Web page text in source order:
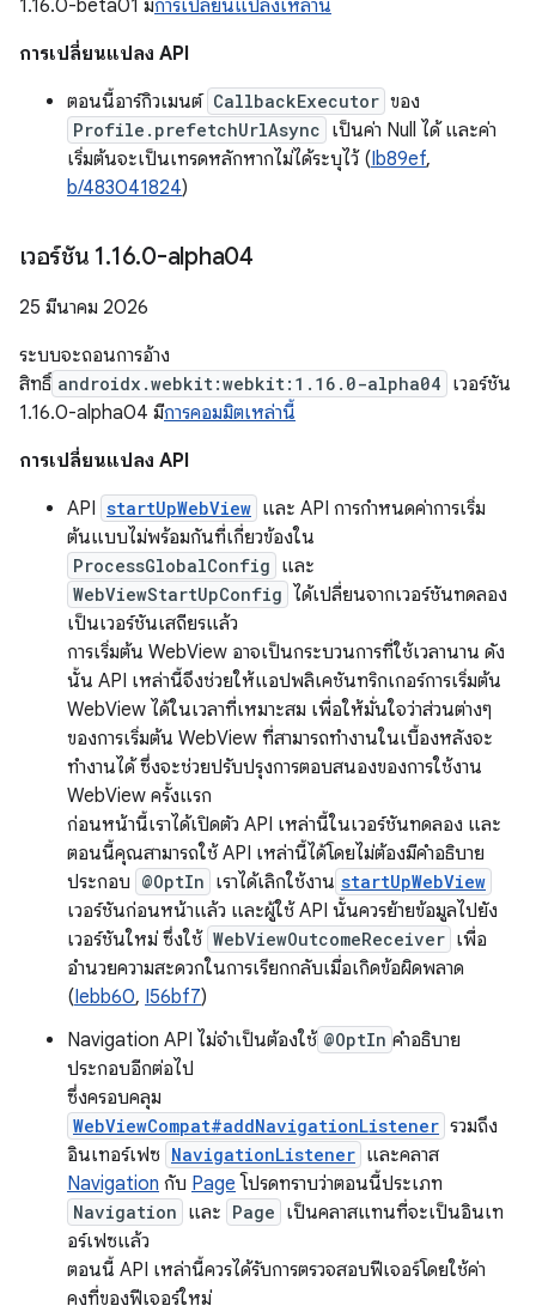
1.16.0-beta01 มีการเปลี่ยนแปลงเหล่านี้
การเปลี่ยนแปลง API
ตอนนี้อาร์กิวเมนต์ CallbackExecutor ของ
Profile.prefetchUrlAsync เป็นค่า Null ได้ และค่า
เริ่มต้นจะเป็นเทรดหลักหากไม่ได้ระบุไว้ (Ib89ef,
b/483041824)
เวอร์ชัน 1.16.0-alpha04
25 มีนาคม 2026
ระบบจะถอนการอ้าง
สิทธิ์ androidx.webkit:webkit:1.16.0-alpha04 เวอร์ชัน
1.16.0-alpha04 มีการคอมมิตเหล่านี้
การเปลี่ยนแปลง API
API startUpWebView และ API การกำหนดค่าการเริ่ม
ต้นแบบไม่พร้อมกันที่เกี่ยวข้องใน
ProcessGlobalConfig และ
WebViewStartUpConfig ได้เปลี่ยนจากเวอร์ชันทดลอง
เป็นเวอร์ชันเสถียรแล้ว
การเริ่มต้น WebView อาจเป็นกระบวนการที่ใช้เวลานาน ดัง
นั้น API เหล่านี้จึงช่วยให้แอปพลิเคชันทริกเกอร์การเริ่มต้น
WebView ได้ในเวลาที่เหมาะสม เพื่อให้มั่นใจว่าส่วนต่างๆ
ของการเริ่มต้น WebView ที่สามารถทำงานในเบื้องหลังจะ
ทำงานได้ ซึ่งจะช่วยปรับปรุงการตอบสนองของการใช้งาน
WebView ครั้งแรก
ก่อนหน้านี้เราได้เปิดตัว API เหล่านี้ในเวอร์ชันทดลอง และ
ตอนนี้คุณสามารถใช้ API เหล่านี้ได้โดยไม่ต้องมีคำอธิบาย
ประกอบ @OptIn เราได้เลิกใช้งาน startUpWebView
เวอร์ชันก่อนหน้าแล้ว และผู้ใช้ API นั้นควรย้ายข้อมูลไปยัง
เวอร์ชันใหม่ ซึ่งใช้ WebViewOutcomeReceiver เพื่อ
อำนวยความสะดวกในการเรียกกลับเมื่อเกิดข้อผิดพลาด
(Iebb60, I56bf7)
Navigation API ไม่จำเป็นต้องใช้ @OptIn คำอธิบาย
ประกอบอีกต่อไป
ซึ่งครอบคลุม
WebViewCompat#addNavigationListener รวมถึง
อินเทอร์เฟซ NavigationListener และคลาส
Navigation กับ Page โปรดทราบว่าตอนนี้ประเภท
Navigation และ Page เป็นคลาสแทนที่จะเป็นอินเท
อร์เฟซแล้ว
ตอนนี้ API เหล่านี้ควรได้รับการตรวจสอบฟีเจอร์โดยใช้ค่า
คงที่ของฟีเจอร์ใหม่